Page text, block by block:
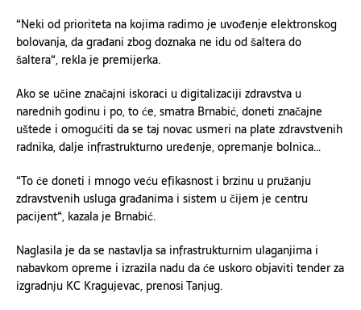
“Neki od prioriteta na kojima radimo je uvođenje elektronskog
bolovanja, da građani zbog doznaka ne idu od šaltera do
šaltera“, rekla je premijerka.
Ako se učine značajni iskoraci u digitalizaciji zdravstva u
narednih godinu i po, to će, smatra Brnabić, doneti značajne
uštede i omogućiti da se taj novac usmeri na plate zdravstvenih
radnika, dalje infrastrukturno uređenje, opremanje bolnica…
“To će doneti i mnogo veću efikasnost i brzinu u pružanju
zdravstvenih usluga građanima i sistem u čijem je centru
pacijent“, kazala je Brnabić.
Naglasila je da se nastavlja sa infrastrukturnim ulaganjima i
nabavkom opreme i izrazila nadu da će uskoro objaviti tender za
izgradnju KC Kragujevac, prenosi Tanjug.